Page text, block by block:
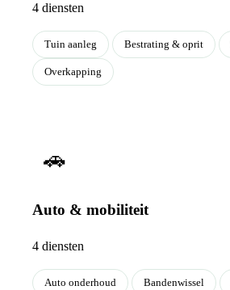
4 diensten
Tuin aanleg Bestrating & oprit
Overkapping
🚗
Auto & mobiliteit
4 diensten
Auto onderhoud Bandenwissel